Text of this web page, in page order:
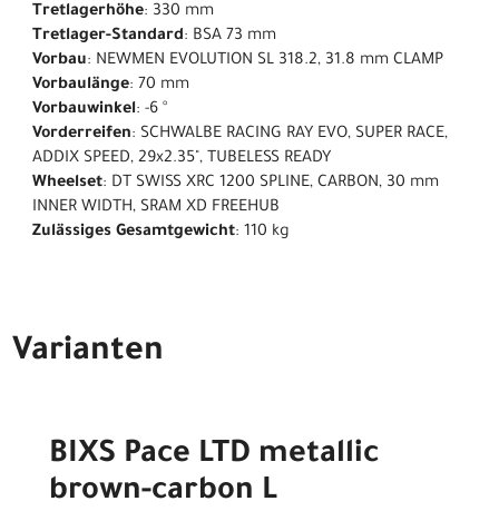
Tretlagerhöhe: 330 mm
Tretlager-Standard: BSA 73 mm
Vorbau: NEWMEN EVOLUTION SL 318.2, 31.8 mm CLAMP
Vorbaulänge: 70 mm
Vorbauwinkel: -6 °
Vorderreifen: SCHWALBE RACING RAY EVO, SUPER RACE,
ADDIX SPEED, 29x2.35", TUBELESS READY
Wheelset: DT SWISS XRC 1200 SPLINE, CARBON, 30 mm
INNER WIDTH, SRAM XD FREEHUB
Zulässiges Gesamtgewicht: 110 kg
Varianten
BIXS Pace LTD metallic
brown-carbon L